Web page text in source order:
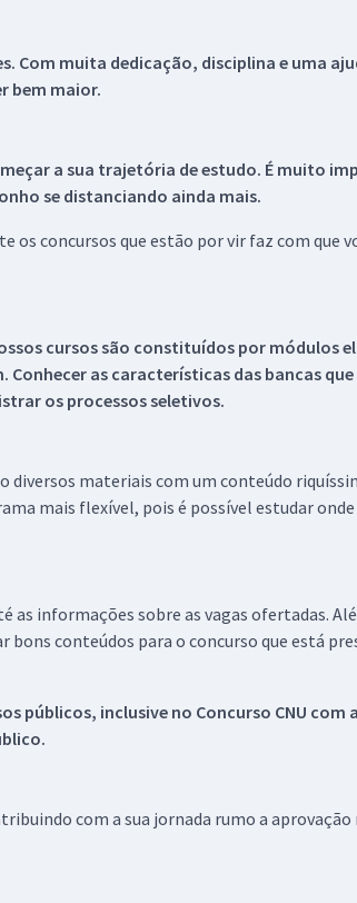
Com muita dedicação, disciplina e uma
bem maior.
a sua trajetória de estudo. É muito
se distanciando ainda mais.
os concursos que estão por vir faz com que
cursos são constituídos por módulos
as características das bancas
os processos seletivos.
diversos materiais com um conteúdo
mais flexível, pois é possível estudar onde
as informações sobre as vagas ofertadas.
conteúdos para o concurso que está
públicos, inclusive no Concurso CNU com
com a sua jornada rumo a aprovação